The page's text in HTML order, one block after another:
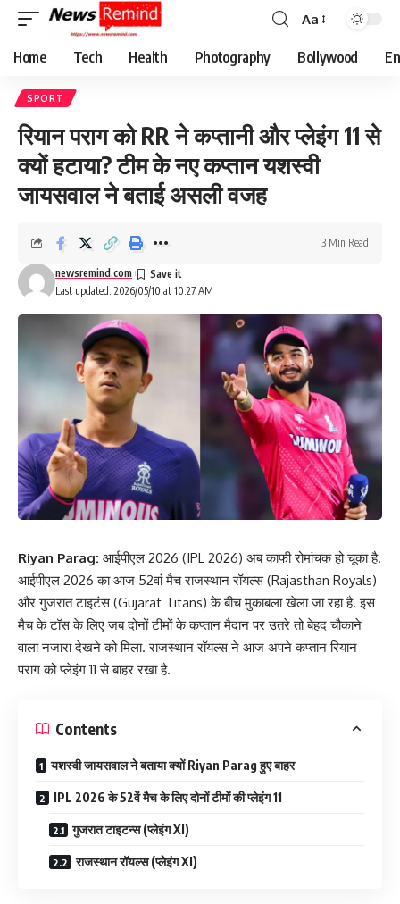
Font
Resizer
Aa
Home Tech Health Photography Bollywood
SPORT
रियान पराग को RR ने कप्तानी और प्लेइंग 11 से
क्यों हटाया? टीम के नए कप्तान यशस्वी
जायसवाल ने बताई असली वजह
Last updated: 2026/05/10 at 10:27 AM
newsremind.com
3 Min Read
Riyan Parag: आईपीएल 2026 (IPL 2026) अब काफी रोमांचक हो चूका है.
आईपीएल 2026 का आज 52वां मैच राजस्थान रॉयल्स (Rajasthan Royals)
और गुजरात टाइटंस (Gujarat Titans) के बीच मुकाबला खेला जा रहा है. इस
मैच के टॉस के लिए जब दोनों टीमों के कप्तान मैदान पर उतरे तो बेहद चौकाने
वाला नजारा देखने को मिला. राजस्थान रॉयल्स ने आज अपने कप्तान रियान
पराग को प्लेइंग 11 से बाहर रखा है.
Contents
यशस्वी जायसवाल ने बताया क्यों Riyan Parag हुए बाहर
IPL 2026 के 52वें मैच के लिए दोनों टीमों की प्लेइंग 11
गुजरात टाइटन्स (प्लेइंग XI)
राजस्थान रॉयल्स (प्लेइंग XI)